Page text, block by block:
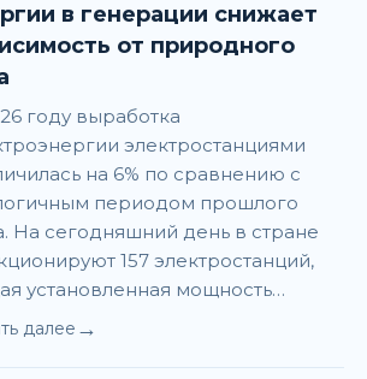
в генерации снижает
от природного
году выработка
электростанциями
на 6% по сравнению с
периодом прошлого
На сегодняшний день в стране
157 электростанций,
установленная мощность…
далее →